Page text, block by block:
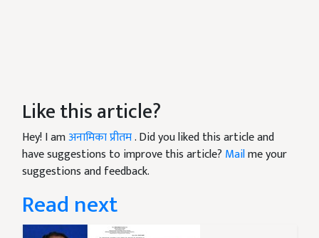
Like this article?
Hey! I amअनामिका प्रीतम. Did you liked this article and
have suggestions to improve this article? Mailme your
suggestions and feedback.
Read next